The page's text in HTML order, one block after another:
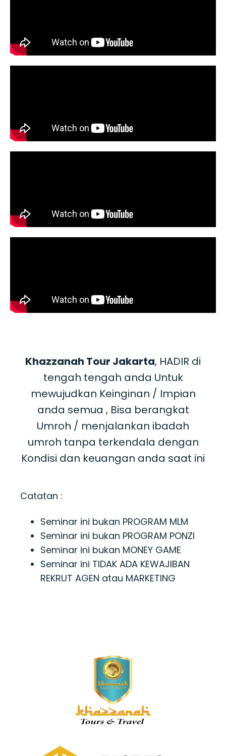
Khazzanah Tour Jakarta, HADIR di
tengah tengah anda Untuk
mewujudkan Keinginan / Impian
anda semua , Bisa berangkat
Umroh / menjalankan ibadah
umroh tanpa terkendala dengan
Kondisi dan keuangan anda saat ini
Catatan :
Seminar ini bukan PROGRAM MLM
Seminar ini bukan PROGRAM PONZI
Seminar ini bukan MONEY GAME
Seminar ini TIDAK ADA KEWAJIBAN
REKRUT AGEN atau MARKETING